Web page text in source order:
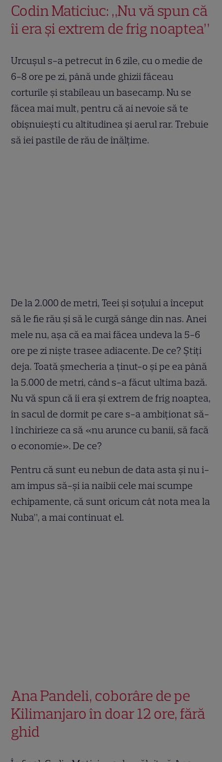
Codin Maticiuc: „Nu vă spun că
îi era și extrem de frig noaptea”
Urcușul s-a petrecut în 6 zile, cu o medie de
6-8 ore pe zi, până unde ghizii făceau
corturile și stabileau un basecamp. Nu se
făcea mai mult, pentru că ai nevoie să te
obișnuiești cu altitudinea și aerul rar. Trebuie
să iei pastile de rău de înălțime.
De la 2.000 de metri, Teei și soțului a început
să le fie rău și să le curgă sânge din nas. Anei
mele nu, așa că ea mai făcea undeva la 5-6
ore pe zi niște trasee adiacente. De ce? Știți
deja. Toată șmecheria a ținut-o și pe ea până
la 5.000 de metri, când s-a făcut ultima bază.
Nu vă spun că îi era și extrem de frig noaptea,
în sacul de dormit pe care s-a ambiționat să-
l închirieze ca să «nu arunce cu banii, să facă
o economie». De ce?
Pentru că sunt eu nebun de data asta și nu i-
am impus să-și ia naibii cele mai scumpe
echipamente, că sunt oricum cât nota mea la
Nuba”, a mai continuat el.
Ana Pandeli, coborâre de pe
Kilimanjaro în doar 12 ore, fără
ghid